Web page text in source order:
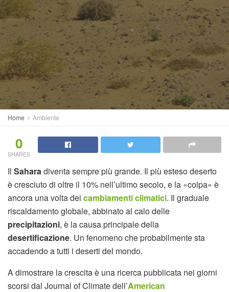
Home Ambiente
0
SHARES
Il Saharadiventa sempre più grande. Il più esteso deserto
è cresciuto di oltre il 10% nell’ultimo secolo, e la «colpa» è
ancora una volta dei cambiamenti climatici. Il graduale
riscaldamento globale, abbinato al calo delle
precipitazioni, è la causa principale della
desertificazione. Un fenomeno che probabilmente sta
accadendo a tutti i deserti del mondo.
A dimostrare la crescita è una ricerca pubblicata nei giorni
scorsi dal Journal of Climate dell’American